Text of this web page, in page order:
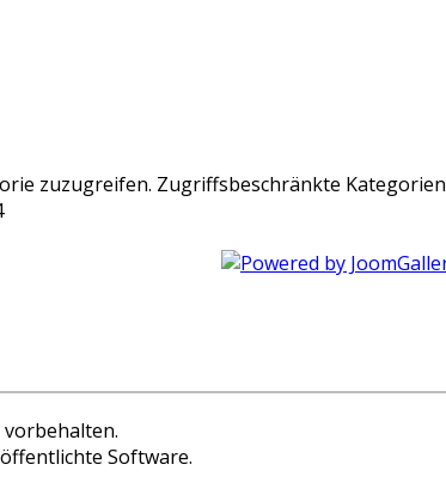
Zugriffsbeschränkte Kategorien
vorbehalten.
Software.